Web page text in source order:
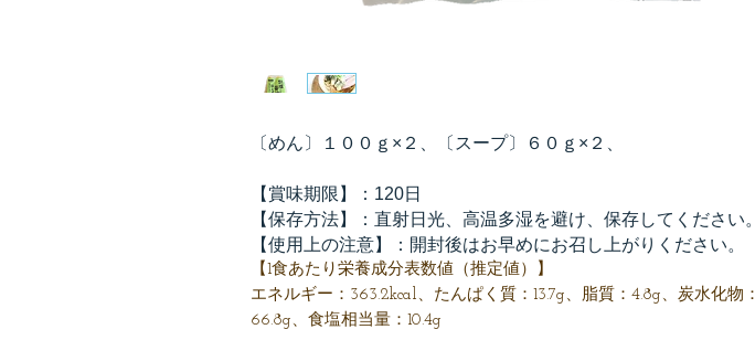
〔めん〕１００ｇ×２、〔スープ〕６０ｇ×２、
【賞味期限】：120日
【保存方法】：直射日光、高温多湿を避け、保存してください。
【使用上の注意】：開封後はお早めにお召し上がりください。
【1食あたり栄養成分表数値（推定値）】
エネルギー：363.2kcal、たんぱく質：13.7g、脂質：4.8g、炭水化物：
66.8g、食塩相当量：10.4g